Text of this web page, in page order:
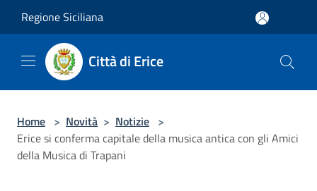
Regione Siciliana
Città di Erice
Home > Novità > Notizie >
Erice si conferma capitale della musica antica con gli Amici
della Musica di Trapani